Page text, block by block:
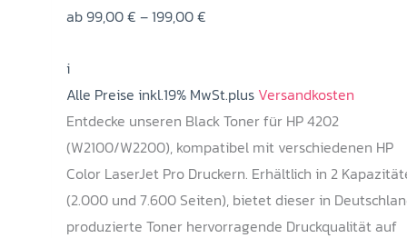
ab99,00€ –199,00€Preisspanne:
199,00 €
i
Alle Preise inkl.19% MwSt.plusVersandkosten
Entdecke unseren Black Toner für HP 4202
(W2100/W2200), kompatibel mit verschiedenen HP
Color LaserJet Pro Druckern. Erhältlich in 2
(2.000 und 7.600 Seiten), bietet dieser in
produzierte Toner hervorragende Druckqualität auf